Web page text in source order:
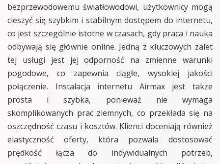
bezprzewodowemu światłowodowi, użytkownicy mogą
cieszyć się szybkim i stabilnym dostępem do internetu,
co jest szczególnie istotne w czasach, gdy praca i nauka
odbywają się głównie online. Jedną z kluczowych zalet
tej usługi jest jej odporność na zmienne warunki
pogodowe, co zapewnia ciągłe, wysokiej jakości
połączenie. Instalacja internetu Airmax jest także
prosta i szybka, ponieważ nie wymaga
skomplikowanych prac ziemnych, co przekłada się na
oszczędność czasu i kosztów. Klienci doceniają również
elastyczność oferty, która pozwala dostosować
prędkość łącza do indywidualnych potrzeb,